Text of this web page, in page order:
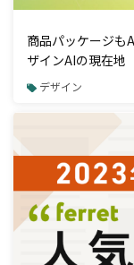
商品パッケージも
ザインAIの現在地
デザイン